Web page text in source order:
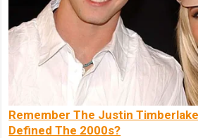
Remember The Justin
Defined The 2000s?